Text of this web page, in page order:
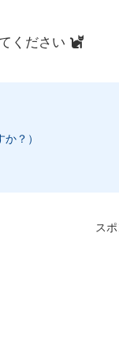
ください
？）
ス